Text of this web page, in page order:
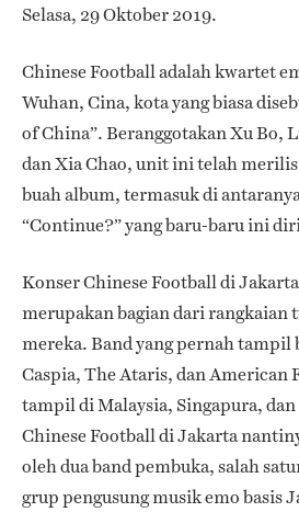
Selasa, 29 Oktober 2019.
Chinese Football adalah kwartet
Wuhan, Cina, kota yang biasa
of China”. Beranggotakan Xu Bo,
dan Xia Chao, unit ini telah merilis
buah album, termasuk di
“Continue?” yang baru-baru ini
Konser Chinese Football di
merupakan bagian dari rangkaian
mereka. Band yang pernah tampil
Caspia, The Ataris, dan American
tampil di Malaysia, Singapura,
Chinese Football di Jakarta
oleh dua band pembuka, salah
grup pengusung musik emo basis